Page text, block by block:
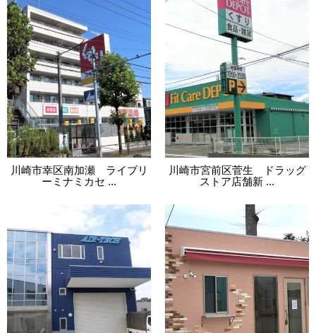
川崎市幸区南加瀬 ライブリ
ーミナミカセ ...
川崎市宮前区菅生 ドラッグ
ストア店舗新 ...